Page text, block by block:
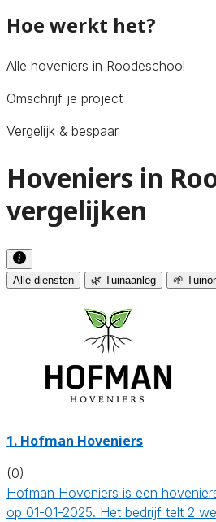
Hoe werkt het?
Alle hoveniers in Roodeschool
Omschrijf je project
Vergelijk & bespaar
Hoveniers in
vergelijken
Alle diensten 🌿 Tuinaanleg 🌱
1. Hofman Hoveniers
(0)
Hofman Hoveniers is een
op 01-01-2025. Het bedrijf telt 2